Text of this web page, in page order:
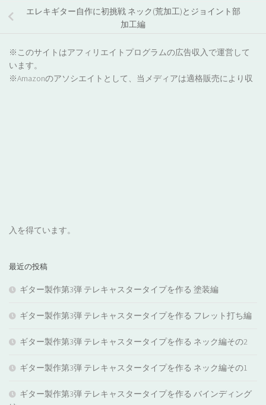
エレキギター自作に初挑戦 ネック(荒加工)とジョイント部
加工編
※このサイトはアフィリエイトプログラムの広告収入で運営して
います。
※Amazonのアソシエイトとして、当メディアは適格販売により収
入を得ています。
最近の投稿
ギター製作第3弾 テレキャスタータイプを作る 塗装編
ギター製作第3弾 テレキャスタータイプを作る フレット打ち編
ギター製作第3弾 テレキャスタータイプを作る ネック編その2
ギター製作第3弾 テレキャスタータイプを作る ネック編その1
ギター製作第3弾 テレキャスタータイプを作る バインディング